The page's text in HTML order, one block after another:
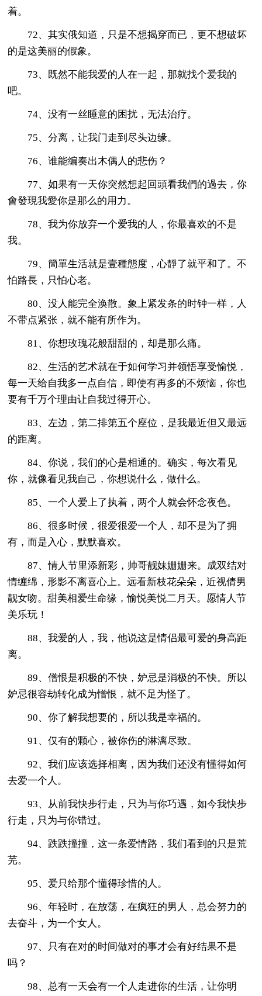
着。
72、其实俄知道，只是不想揭穿而已，更不想破坏
的是这美丽的假象。
73、既然不能我爱的人在一起，那就找个爱我的
吧。
74、没有一丝睡意的困扰，无法治疗。
75、分离，让我门走到尽头边缘。
76、谁能编奏出木偶人的悲伤？
77、如果有一天你突然想起回頭看我們的過去，你
會發現我愛你是那么的用力。
78、我为你放弃一个爱我的人，你最喜欢的不是
我。
79、簡單生活就是壹種態度，心靜了就平和了。不
怕路長，只怕心老。
80、没人能完全涣散。象上紧发条的时钟一样，人
不带点紧张，就不能有所作为。
81、你想玫瑰花般甜甜的，却是那么痛。
82、生活的艺术就在于如何学习并领悟享受愉悦，
每一天给自我多一点自信，即使有再多的不烦恼，你也
要有千万个理由让自我过得开心。
83、左边，第二排第五个座位，是我最近但又最远
的距离。
84、你说，我们的心是相通的。确实，每次看见
你，就像看见我自己，你想说什么，做什么。
85、一个人爱上了执着，两个人就会怀念夜色。
86、很多时候，很爱很爱一个人，却不是为了拥
有，而是入心，默默喜欢。
87、情人节里添新彩，帅哥靓妹姗姗来。成双结对
情缠绵，形影不离喜心上。远看新枝花朵朵，近视倩男
靓女吻。甜美相爱生命缘，愉悦美悦二月天。愿情人节
美乐玩！
88、我爱的人，我，他说这是情侣最可爱的身高距
离。
89、僧恨是积极的不快，妒忌是消极的不快。所以
妒忌很容劫转化成为憎恨，就不足为怪了。
90、你了解我想要的，所以我是幸福的。
91、仅有的颗心，被你伤的淋漓尽致。
92、我们应该选择相离，因为我们还没有懂得如何
去爱一个人。
93、从前我快步行走，只为与你巧遇，如今我快步
行走，只为与你错过。
94、跌跌撞撞，这一条爱情路，我们看到的只是荒
芜。
95、爱只给那个懂得珍惜的人。
96、年轻时，在放荡，在疯狂的男人，总会努力的
去奋斗，为一个女人。
97、只有在对的时间做对的事才会有好结果不是
吗？
98、总有一天会有一个人走进你的生活，让你明